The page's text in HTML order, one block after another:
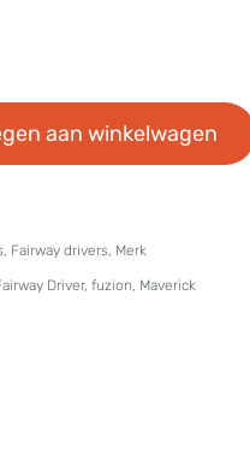
aan winkelwagen
, Fairway drivers, Merk
Driver, fuzion, Maverick